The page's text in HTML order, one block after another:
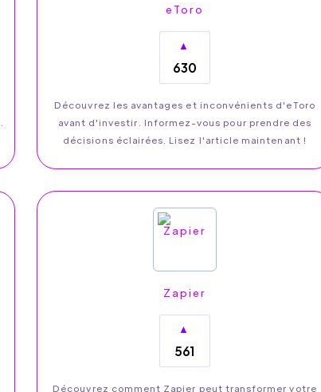
eToro
▲
630
Découvrez les avantages et inconvénients d'eToro
avant d'investir. Informez-vous pour prendre des
décisions éclairées. Lisez l'article maintenant !
Zapier
▲
561
Découvrez comment Zapier peut transformer votre